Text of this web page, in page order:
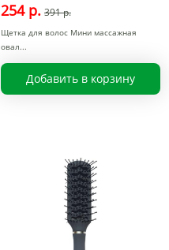
254 р. 391 р.
Щетка для волос Мини массажная
овал
Добавить в корзину